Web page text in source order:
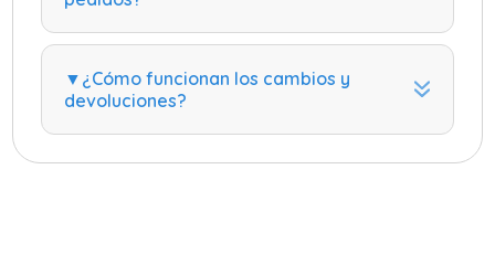
▼¿Cómo funcionan los cambios y
devoluciones?